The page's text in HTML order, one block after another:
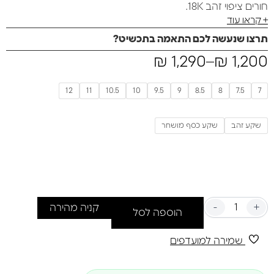
חורים ציפוי זהב 18K.
+ קראו עוד
תרצו שנעשה לכם התאמה בתכשיט?
₪ 1,200
–
₪ 1,290
7
7.5
8
8.5
9
9.5
10
10.5
11
12
שקע זהב שקע כסף מושחר
- +
הוספה לסל קניה מהירה
שמירה למועדפים